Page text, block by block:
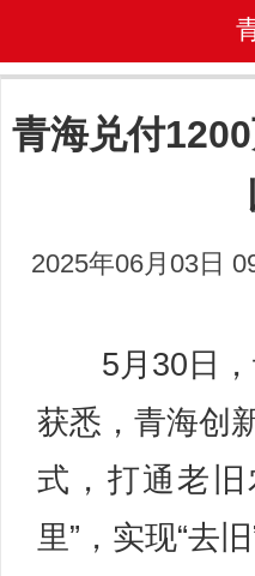
青海兑付
2025年06月03日
5月30日，
获悉，青海创
式，打通老
里”，实现“去